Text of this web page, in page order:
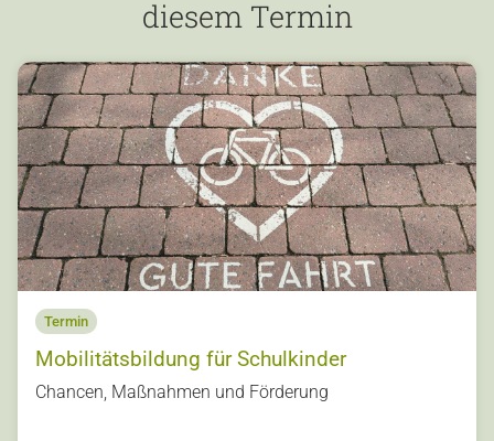
diesem Termin
u
Termin
Mobilitätsbildung für Schulkinder
Chancen, Maßnahmen und Förderung